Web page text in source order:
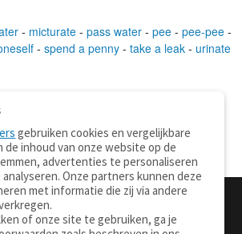
- micturate - pass water - pee - pee-pee -
- spend a penny - take a leak - urinate
-
Over deze site
gebruiken cookies en vergelijkbare
de inhoud van onze website op de
advertenties te personaliseren
Onze partners kunnen deze
met informatie die zij via andere
of onze site te gebruiken, ga je